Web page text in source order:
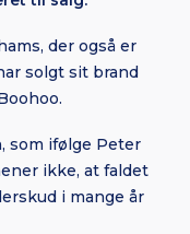
der også er
solgt sit brand
som ifølge Peter
ikke, at faldet
i mange år